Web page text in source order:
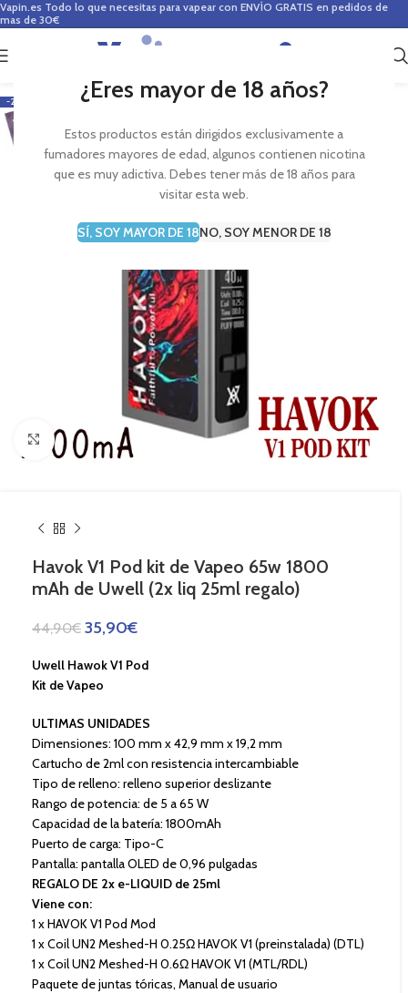
¿Eres mayor de 18 años?
Estos productos están dirigidos exclusivamente a
fumadores mayores de edad, algunos contienen nicotina
que es muy adictiva. Debes tener más de 18 años para
visitar esta web.
SÍ, SOY MAYOR DE 18NO, SOY MENOR DE 18
Vapin.es Todo lo que necesitas para vapear con ENVÍO GRATIS en pedidos de
mas de 30€
0
-20%
Haga Click para agrandar
Havok V1 Pod kit de Vapeo 65w 1800
mAh de Uwell (2x liq 25ml regalo)
44,90€ 35,90€
Uwell Hawok V1 Pod
Kit de Vapeo
ULTIMAS UNIDADES
Dimensiones: 100 mm x 42,9 mm x 19,2 mm
Cartucho de 2ml con resistencia intercambiable
Tipo de relleno: relleno superior deslizante
Rango de potencia: de 5 a 65 W
Capacidad de la batería: 1800mAh
Puerto de carga: Tipo-C
Pantalla: pantalla OLED de 0,96 pulgadas
REGALO DE 2x e-LIQUID de 25ml
Viene con:
1 x HAVOK V1 Pod Mod
1 x Coil UN2 Meshed-H 0.25Ω HAVOK V1 (preinstalada) (DTL)
1 x Coil UN2 Meshed-H 0.6Ω HAVOK V1 (MTL/RDL)
Paquete de juntas tóricas, Manual de usuario